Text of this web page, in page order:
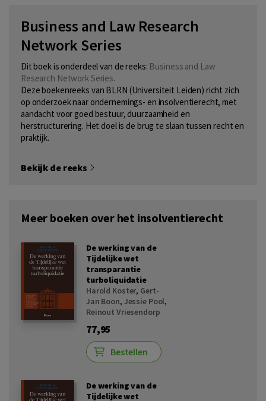
Business and Law Research
Network Series
Dit boek is onderdeel van de reeks: Business and Law
Research Network Series.
Deze boekenreeks van BLRN (Universiteit Leiden) richt zich
op onderzoek naar ondernemings- en insolventierecht, met
aandacht voor goed bestuur, duurzaamheid en
herstructurering. Het doel is de brug te slaan tussen recht en
praktijk.
Bekijk de reeks
Meer boeken over het insolventierecht
De werking van de
Tijdelijke wet
transparantie
turboliquidatie
Harold Koster, Gert-
Jan Boon, Jessie Pool,
Reinout Vriesendorp
77,95
Bestellen
De werking van de
Tijdelijke wet